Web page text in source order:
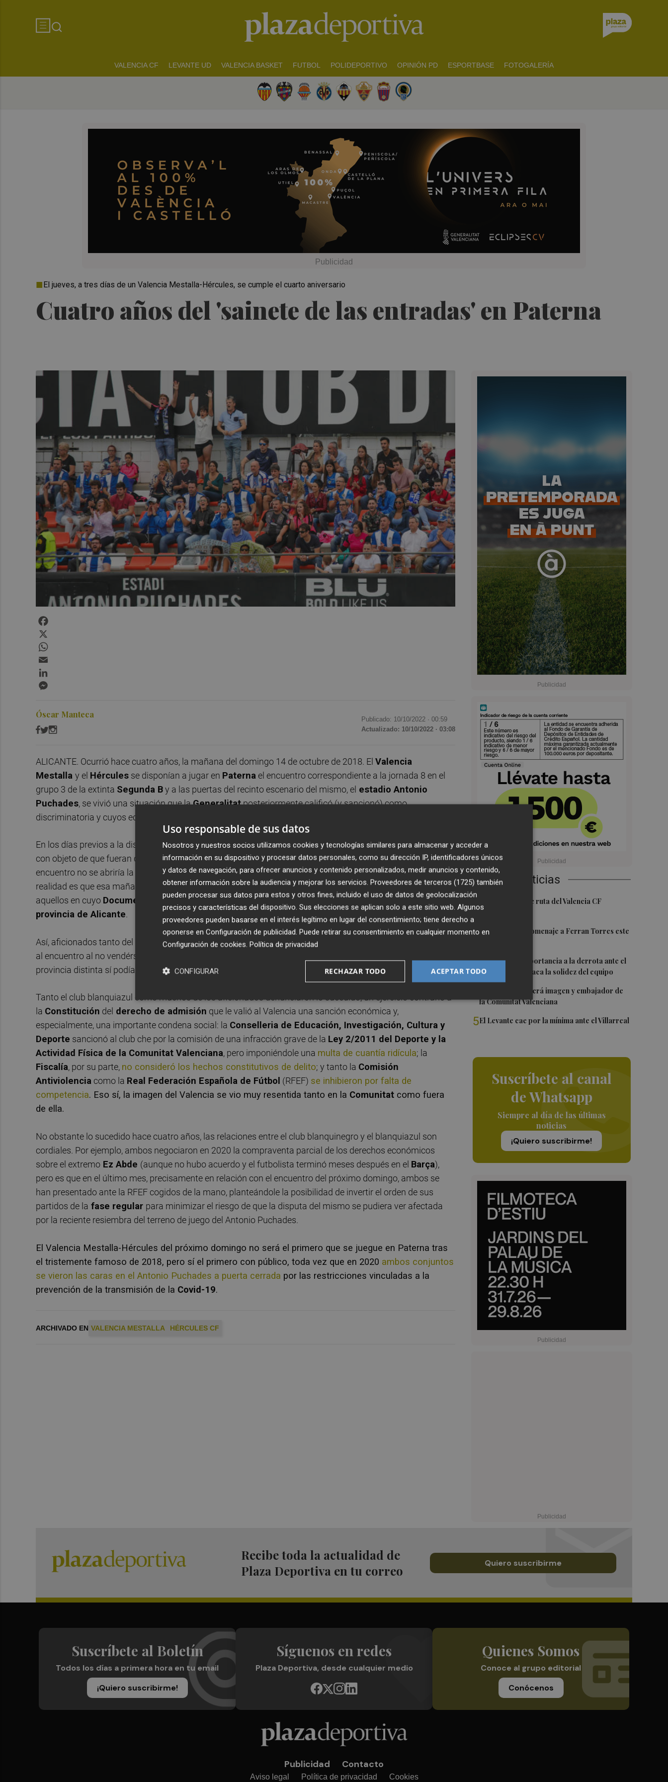
VALENCIA CF LEVANTE UD VALENCIA BASKET FUTBOL POLIDEPORTIVO OPINIÓN PD ESPORTBASE FOTOGALERÍA
Cuatro años del 'sainete de las entradas' en Paterna
El jueves, a tres días de un Valencia Mestalla-Hércules, se cumple el cuarto aniversario
Últimas Noticias
1 La nueva hoja de ruta del Valencia CF
2 Foios rendirá homenaje a Ferran Torres este
3Sotelo resta importancia a la derrota ante el
Villarreal y destaca la solidez del equipo
Ferran Torres será imagen y embajador de
la Comunitat Valenciana
5El Levante cae por la mínima ante el Villarreal
Suscríbete al canal
de Whatsapp
Siempre al día de las últimas
noticias
¡Quiero suscribirme!
Óscar Manteca Publicado: 10/10/2022 · 00:59
Actualizado: 10/10/2022 · 03:08
ALICANTE. Ocurrió hace cuatro años, la mañana del domingo 14 de octubre de 2018. El Valencia
Mestalla y el Hércules se disponían a jugar en Paterna el encuentro correspondiente a la jornada 8 en el
grupo 3 de la extinta Segunda By a las puertas del recinto escenario del mismo, el estadio Antonio
Puchades, se vivió una situación que laGeneralitatposteriormente calificó (y sancionó) como
discriminatoria y cuyos ecos llegan hasta el día de hoy.
En los días previos a la disputa del partido, el club che envió al Hércules un cupo de entradas para el mismo
con objeto de que fueran distribuidas entre sus aficionados, al tiempo que anunciaba que el día del
encuentro no se abriría la taquilla del Puchades, es decir, no se podrían adquirir entradas allí. Sin embargo, la
realidad es que esa mañana de domingo esa taquilla sí abrió, sí se vendían entradas en la misma... pero no a
aquellos en cuyo Documento Nacional de Españafiguraba un domicilio radicado en una localidad de la
provincia de Alicante.
Así, aficionados tanto del Hércules como del Valencia con domicilio en Alicante se quedaron sin poder asistir
al encuentro al no vendérseles entradas en la taquilla, mientras que otros que tenían domicilio en una
provincia distinta sí podían comprarlas.
Tanto el club blanquiazul como muchos de los aficionados denunciaron lo sucedido, un ejercicio contrario a
la Constitución del derecho de admisión que le valió al Valencia una sanción económica y,
especialmente, una importante condena social: la Conselleria de Educación, Investigación, Cultura y
Deporte sancionó al club che por la comisión de una infracción grave de la Ley 2/2011 del Deporte y la
Actividad Física de la Comunitat Valenciana, pero imponiéndole una multa de cuantía ridícula; la
Fiscalía, por su parte, no consideró los hechos constitutivos de delito; y tanto la Comisión
Antiviolencia como la Real Federación Española de Fútbol (RFEF) se inhibieron por falta de
competencia. Eso sí, la imagen del Valencia se vio muy resentida tanto en la Comunitat como fuera
de ella.
No obstante lo sucedido hace cuatro años, las relaciones entre el club blanquinegro y el blanquiazul son
cordiales. Por ejemplo, ambos negociaron en 2020 la compraventa parcial de los derechos económicos
sobre el extremo Ez Abde (aunque no hubo acuerdo y el futbolista terminó meses después en el Barça),
pero es que en el último mes, precisamente en relación con el encuentro del próximo domingo, ambos se
han presentado ante la RFEF cogidos de la mano, planteándole la posibilidad de invertir el orden de sus
partidos de la fase regular para minimizar el riesgo de que la disputa del mismo se pudiera ver afectada
por la reciente resiembra del terreno de juego del Antonio Puchades.
El Valencia Mestalla-Hércules del próximo domingo no será el primero que se juegue en Paterna tras
el tristemente famoso de 2018, pero sí el primero con público, toda vez que en 2020 ambos conjuntos
se vieron las caras en el Antonio Puchades a puerta cerrada por las restricciones vinculadas a la
prevención de la transmisión de la Covid-19.
ARCHIVADO EN VALENCIA MESTALLA HÉRCULES CF
Recibe toda la actualidad de
Plaza Deportiva en tu correo
Quiero suscribirme
Suscríbete al Boletín
Todos los días a primera hora en tu email
¡Quiero suscribirme!
Síguenos en redes
Plaza Deportiva, desde cualquier medio
Quienes Somos
Conoce al grupo editorial
Conócenos
Publicidad Contacto
Aviso legal Política de privacidad Cookies
Uso responsable de sus datos
Nosotros y nuestros socios utilizamos cookies y tecnologías similares para almacenar y acceder a
información en su dispositivo y procesar datos personales, como su dirección IP, identificadores únicos
y datos de navegación, para ofrecer anuncios y contenido personalizados, medir anuncios y contenido,
obtener información sobre la audiencia y mejorar los servicios. Proveedores de terceros (1725) también
pueden procesar sus datos para estos y otros fines, incluido el uso de datos de geolocalización
precisos y características del dispositivo. Sus elecciones se aplican solo a este sitio web. Algunos
proveedores pueden basarse en el interés legítimo en lugar del consentimiento; tiene derecho a
oponerse en Configuración de publicidad. Puede retirar su consentimiento en cualquier momento en
Configuración de cookies. Política de privacidad
ACEPTAR TODO
RECHAZAR TODO
CONFIGURAR